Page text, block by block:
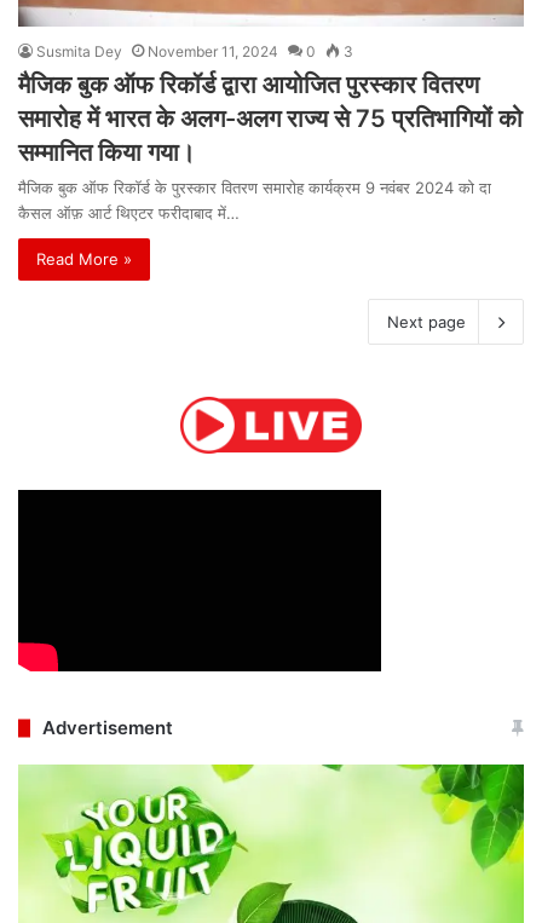
Susmita Dey November 11, 2024 0 3
मैजिक बुक ऑफ रिकॉर्ड द्वारा आयोजित पुरस्कार वितरण
समारोह में भारत के अलग-अलग राज्य से 75 प्रतिभागियों को
सम्मानित किया गया।
मैजिक बुक ऑफ रिकॉर्ड के पुरस्कार वितरण समारोह कार्यक्रम 9 नवंबर 2024 को दा
कैसल ऑफ़ आर्ट थिएटर फरीदाबाद में…
Read More »
Next page
Advertisement